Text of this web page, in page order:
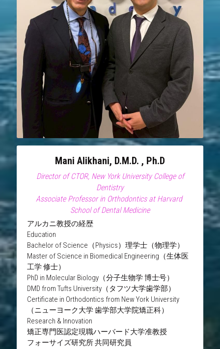
Mani Alikhani, D.M.D. , Ph.D
Dentistry
Associate Professor in Orthodontics at Harvard
School of Dental Medicine
アルカニ教授の経歴
Education
Bachelor of Science（Physics）理学士（物理学）
Master of Science in Biomedical Engineering（生体医
工学 修士）
PhD in Molecular Biology（分子生物学 博士号）
DMD from Tufts University（タフツ大学歯学部）
Certificate in Orthodontics from New York University
（ニューヨーク大学 歯学部大学院矯正科）
Research & Innovation
矯正専門医認定現職ハーバード大学准教授
フォーサイズ研究所 共同研究員